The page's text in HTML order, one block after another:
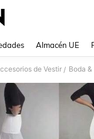
Almacén UE
de Vestir / Boda